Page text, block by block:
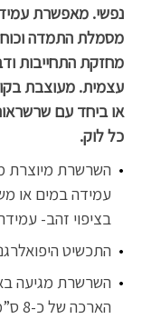
נפשי. מאפשרת
מסמלת התמדה
מחזקת התחייבות
עצמית. מעוצבת
או ביחד עם
כל לוק.
עמידה במים או
בציפוי זהב-
התכשיט